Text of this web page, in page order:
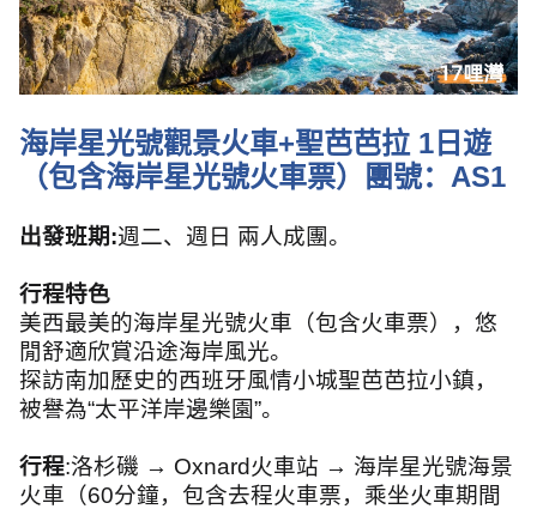
海岸星光號觀景火車+聖芭芭拉 1 日遊
（包含海岸星光號火車票）團號： AS1
出發班期:週二、週日 兩人成團。
行程特色
美西最美的海岸星光號火車（包含火車票），悠
閒舒適欣賞沿途海岸風光。
探訪南加歷史的西班牙風情小城聖芭芭拉小鎮，
被譽為“太平洋岸邊樂園”。
行程:洛杉磯 → Oxnard火車站 → 海岸星光號海景
火車（60分鐘，包含去程火車票，乘坐火車期間